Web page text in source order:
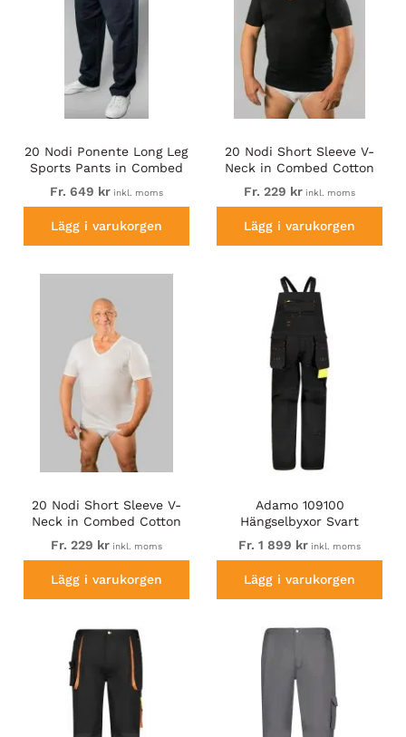
20 Nodi Ponente Long Leg
Sports Pants in Combed
Fleece Cotton Navy
Fr. 649 krinkl. moms
Lägg i varukorgen
20 Nodi Short Sleeve V-
Neck in Combed Cotton
Jersey Black
Fr. 229 kr inkl. moms
Lägg i varukorgen
20 Nodi Short Sleeve V-
Neck in Combed Cotton
Jersey White
Fr. 229 krinkl. moms
Lägg i varukorgen
Adamo 109100
Hängselbyxor Svart
Fr. 1 899 kr inkl. moms
Lägg i varukorgen